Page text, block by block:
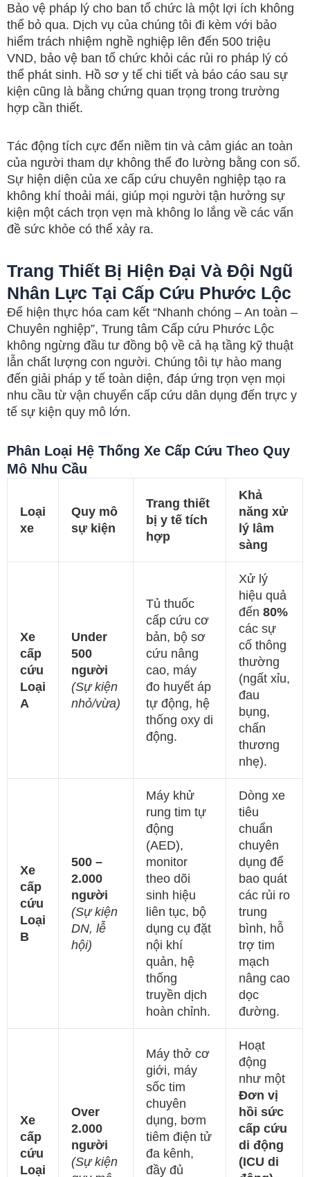
Bảo vệ pháp lý cho ban tổ chức là một lợi ích không
thể bỏ qua. Dịch vụ của chúng tôi đi kèm với bảo
hiểm trách nhiệm nghề nghiệp lên đến 500 triệu
VND, bảo vệ ban tổ chức khỏi các rủi ro pháp lý có
thể phát sinh. Hồ sơ y tế chi tiết và báo cáo sau sự
kiện cũng là bằng chứng quan trọng trong trường
hợp cần thiết.
Tác động tích cực đến niềm tin và cảm giác an toàn
của người tham dự không thể đo lường bằng con số.
Sự hiện diện của xe cấp cứu chuyên nghiệp tạo ra
không khí thoải mái, giúp mọi người tận hưởng sự
kiện một cách trọn vẹn mà không lo lắng về các vấn
đề sức khỏe có thể xảy ra.
Trang Thiết Bị Hiện Đại Và Đội Ngũ
Nhân Lực Tại Cấp Cứu Phước Lộc
Để hiện thực hóa cam kết “Nhanh chóng – An toàn –
Chuyên nghiệp”, Trung tâm Cấp cứu Phước Lộc
không ngừng đầu tư đồng bộ về cả hạ tầng kỹ thuật
lẫn chất lượng con người. Chúng tôi tự hào mang
đến giải pháp y tế toàn diện, đáp ứng trọn vẹn mọi
nhu cầu từ vận chuyển cấp cứu dân dụng đến trực y
tế sự kiện quy mô lớn.
Phân Loại Hệ Thống Xe Cấp Cứu Theo Quy
Mô Nhu Cầu
Loại
xe
Quy mô
sự kiện
Trang thiết
bị y tế tích
hợp
Khả
năng xử
lý lâm
sàng
Xe
cấp
cứu
Loại
A
Under
500
người
(Sự kiện
nhỏ/vừa)
Tủ thuốc
cấp cứu cơ
bản, bộ sơ
cứu nâng
cao, máy
đo huyết áp
tự động, hệ
thống oxy di
động.
Xử lý
hiệu quả
đến 80%
các sự
cố thông
thường
(ngất xỉu,
đau
bụng,
chấn
thương
nhẹ).
Xe
cấp
cứu
Loại
B
500 –
2.000
người
(Sự kiện
DN, lễ
hội)
Máy khử
rung tim tự
động
(AED),
monitor
theo dõi
sinh hiệu
liên tục, bộ
dụng cụ đặt
nội khí
quản, hệ
thống
truyền dịch
hoàn chỉnh.
Dòng xe
tiêu
chuẩn
chuyên
dụng để
bao quát
các rủi ro
trung
bình, hỗ
trợ tim
mạch
nâng cao
dọc
đường.
Xe
cấp
cứu
Loại
Over
2.000
người
(Sự kiện
Máy thở cơ
giới, máy
sốc tim
chuyên
dụng, bơm
tiêm điện tử
đa kênh,
đầy đủ
Hoạt
động
như một
Đơn vị
hồi sức
cấp cứu
di động
(ICU di